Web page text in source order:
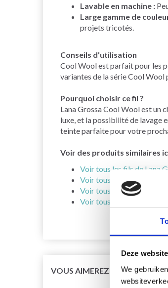
Deze
We
Lavable en machine :
Large gamme de
projets tricotés.
Conseils d'utilisation
Cool Wool est parfait pour les
variantes de la série Cool Wool
Pourquoi choisir ce fil ?
Lana Grossa Cool Wool est un
luxe, et la possibilité de lavage
teinte parfaite pour votre
Voir des produits similaires
Voir tous les fils de Lana
Voir tous les fils en laine
Voir tous les fils pour
Voir tous les modèles de
VOUS AIMEREZ SÛREMENT